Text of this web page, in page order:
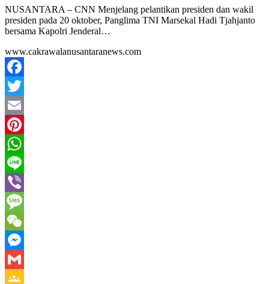
NUSANTARA – CNN Menjelang pelantikan presiden dan wakil
presiden pada 20 oktober, Panglima TNI Marsekal Hadi Tjahjanto
bersama Kapolri Jenderal…
www.cakrawalanusantaranews.com
Facebook
Twitter
Email
Pinterest
WhatsApp
Line
Viber
Message
WeChat
Messenger
Gmail